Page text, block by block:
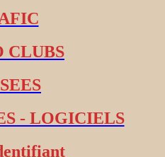
CLUBS
- LOGICIELS